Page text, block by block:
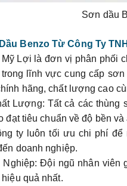
Sơn dầu
Benzo Từ Công Ty
Lợi là đơn vị phân phối
lĩnh vực cung cấp
hãng, chất lượng cao
Lượng: Tất cả các thùng
đạt tiêu chuẩn về độ bền và
ty luôn tối ưu chi phí
doanh nghiệp.
Nghiệp: Đội ngũ nhân viên
quả nhất.